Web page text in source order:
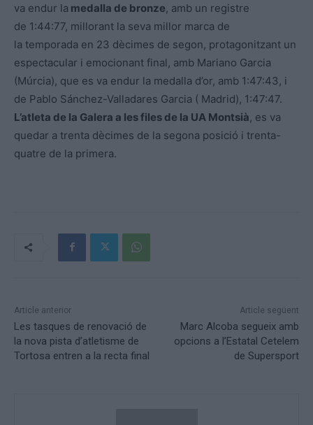
va endur la medalla de bronze, amb un registre
de 1:44:77, millorant la seva millor marca de
la temporada en 23 dècimes de segon, protagonitzant un
espectacular i emocionant final, amb Mariano Garcia
(Múrcia), que es va endur la medalla d’or, amb 1:47:43, i
de Pablo Sánchez-Valladares Garcia ( Madrid), 1:47:47.
L’atleta de la Galera a les files de la UA Montsià, es va
quedar a trenta dècimes de la segona posició i trenta-
quatre de la primera.
Article anterior
Les tasques de renovació de
la nova pista d’atletisme de
Tortosa entren a la recta final
Article següent
Marc Alcoba segueix amb
opcions a l’Estatal Cetelem
de Supersport